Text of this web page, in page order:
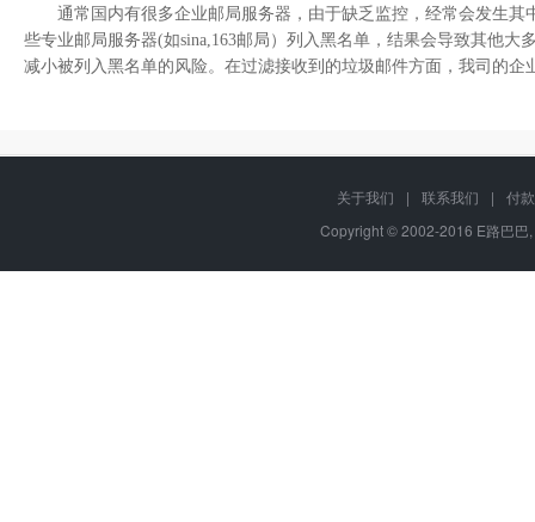
通常国内有很多企业邮局服务器，由于缺乏监控，经常会发生其
些专业邮局服务器(如sina,163邮局）列入黑名单，结果会导致其他
减小被列入黑名单的风险。在过滤接收到的垃圾邮件方面，我司的
关于我们 | 联系我们 |
付
Copyright © 2002-2016 E路巴